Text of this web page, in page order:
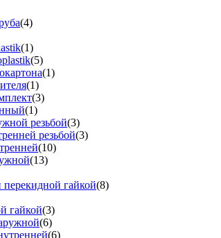
(4)
(1)
(5)
(1)
(1)
(3)
(1)
резьбой(3)
резьбой(3)
(10)
(13)
перекидной гайкой(8)
гайкой(3)
(6)
(6)